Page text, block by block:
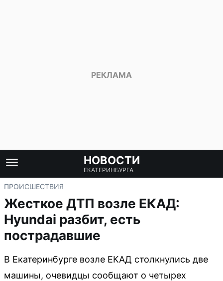
НОВОСТИ
ЕКАТЕРИНБУРГА
ПРОИСШЕСТВИЯ
Жесткое ДТП возле ЕКАД:
Hyundai разбит, есть
пострадавшие
В Екатеринбурге возле ЕКАД столкнулись две
машины, очевидцы сообщают о четырех